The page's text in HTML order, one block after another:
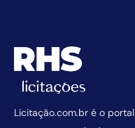
Licitação.com.br é o